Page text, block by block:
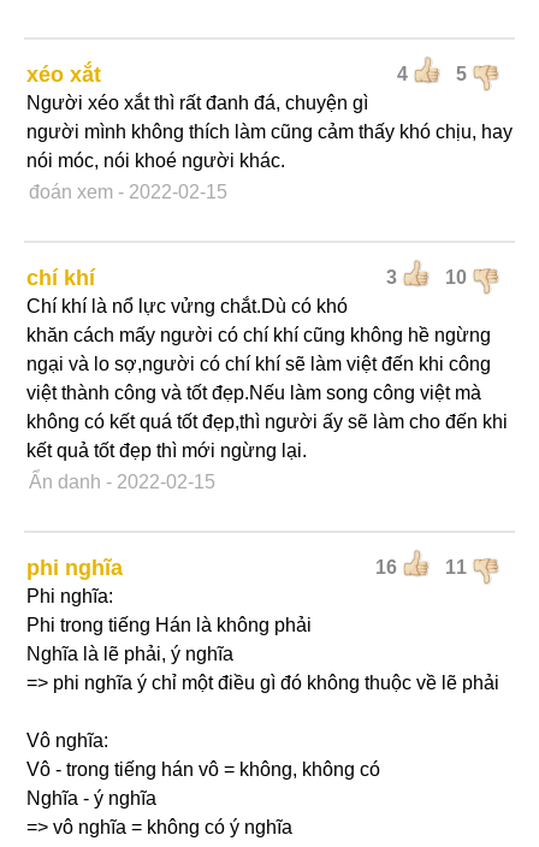
4 5
xéo xắt
Người xéo xắt thì rất đanh đá, chuyện gì
người mình không thích làm cũng cảm thấy khó chịu, hay
nói móc, nói khoé người khác.
đoán xem - 2022-02-15
3 10
chí khí
Chí khí là nổ lực vửng chắt.Dù có khó
khăn cách mấy người có chí khí cũng không hề ngừng
ngại và lo sợ,người có chí khí sẽ làm việt đến khi công
việt thành công và tốt đẹp.Nếu làm song công việt mà
không có kết quá tốt đẹp,thì người ấy sẽ làm cho đến khi
kết quả tốt đẹp thì mới ngừng lại.
Ẩn danh - 2022-02-15
16 11
phi nghĩa
Phi nghĩa:
Phi trong tiếng Hán là không phải
Nghĩa là lẽ phải, ý nghĩa
=> phi nghĩa ý chỉ một điều gì đó không thuộc về lẽ phải
Vô nghĩa:
Vô - trong tiếng hán vô = không, không có
Nghĩa - ý nghĩa
=> vô nghĩa = không có ý nghĩa